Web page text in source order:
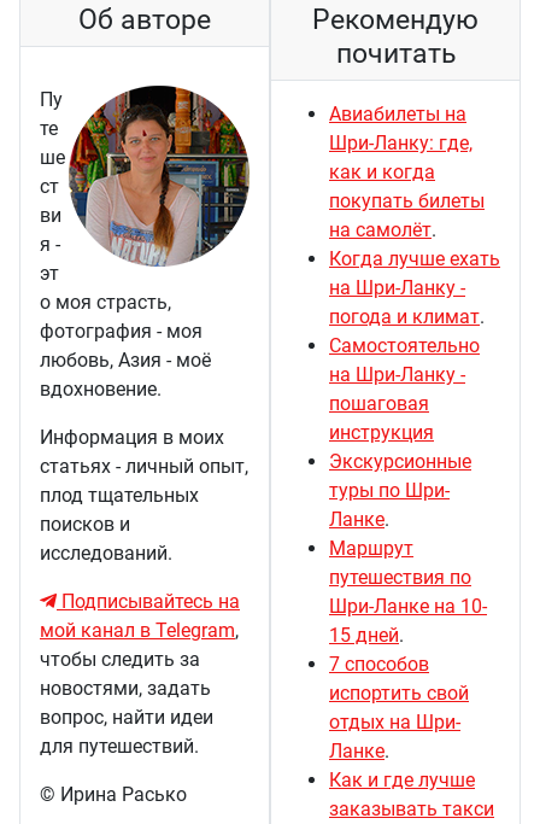
Об авторе
Пу
те
ше
ст
ви
я -
эт
о моя страсть,
фотография - моя
любовь, Азия - моё
вдохновение.
Информация в моих
статьях - личный опыт,
плод тщательных
поисков и
исследований.
Подписывайтесь на
мой канал в Telegram,
чтобы следить за
новостями, задать
вопрос, найти идеи
для путешествий.
© Ирина Расько
Рекомендую
почитать
Авиабилеты на
Шри-Ланку: где,
как и когда
покупать билеты
на самолёт.
Когда лучше ехать
на Шри-Ланку -
погода и климат.
Самостоятельно
на Шри-Ланку -
пошаговая
инструкция
Экскурсионные
туры по Шри-
Ланке.
Маршрут
путешествия по
Шри-Ланке на 10-
15 дней.
7 способов
испортить свой
отдых на Шри-
Ланке.
Как и где лучше
заказывать такси